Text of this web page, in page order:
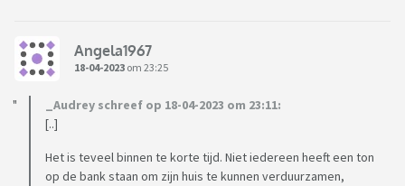
Angela1967
18-04-2023 om 23:25
_Audrey schreef op 18-04-2023 om 23:11:
[..]
Het is teveel binnen te korte tijd. Niet iedereen heeft een ton
op de bank staan om zijn huis te kunnen verduurzamen,